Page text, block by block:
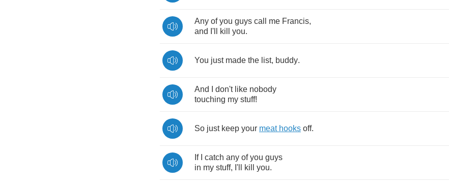
Any of you guys call me Francis,
and I'll kill you.
You just made the list, buddy.
And don't like nobody
touching my stuff!
So just keep your meat hooks off.
If catch any of you guys
in my stuff, I'll kill you.